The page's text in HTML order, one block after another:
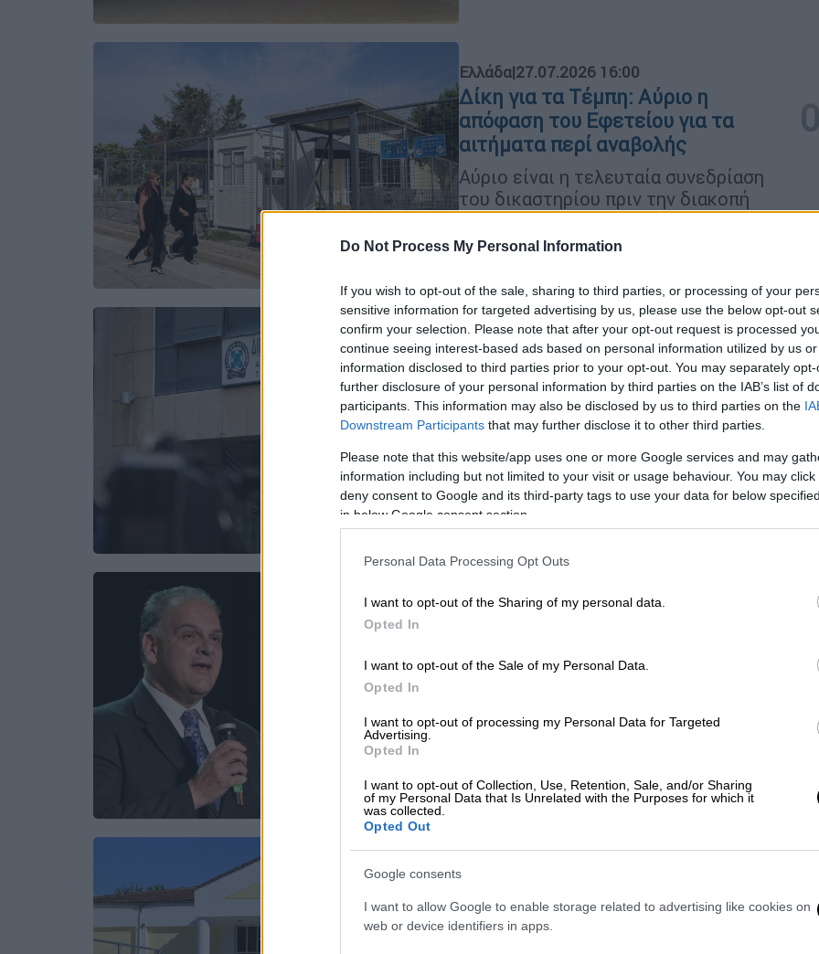
Do Not Process My Personal Information
If you wish to opt-out of the sale, sharing to third parties, or processing of your
sensitive information for targeted advertising by us, please use the below opt-out
confirm your selection. Please note that after your opt-out request is processed
continue seeing interest-based ads based on personal information utilized by us
information disclosed to third parties prior to your opt-out. You may separately
further disclosure of your personal information by third parties on the IAB’s list of
participants. This information may also be disclosed by us to third parties on the
Downstream Participants that may further disclose it to other third parties.
Please note that this website/app uses one or more Google services and may
information including but not limited to your visit or usage behaviour. You may
deny consent to Google and its third-party tags to use your data for below
in below Google consent section.
Personal Data Processing Opt Outs
I want to opt-out of the Sharing of my personal data.
Opted In
I want to opt-out of the Sale of my Personal Data.
Opted In
I want to opt-out of processing my Personal Data for Targeted
Advertising.
Opted In
I want to opt-out of Collection, Use, Retention, Sale, and/or Sharing
of my Personal Data that Is Unrelated with the Purposes for which it
was collected.
Opted Out
Google consents
I want to allow Google to enable storage related to advertising like cookies on
web or device identifiers in apps.
Ελλάδα|27.07.2026 16:00
Δίκη για τα Τέμπη: Αύριο η
απόφαση του Εφετείου για τα
αιτήματα περί αναβολής
Αύριο είναι η τελευταία συνεδρίαση
του δικαστηρίου πριν την διακοπή
του Αυγούστου - Επόμενη δικάσιμος
ορίστηκε η 7η Σεπτεμβρίου
Ελλάδα| 08.07.2026 13:22
«Δεν είμαστε δικαστήριο ήθους»:
Ο εισαγγελέας δεν είδε βιασμό
της 19χρονης από τους
αστυνομικούς στο ΑΤ Ομονοίας
Ισχυρίστηκε ότι θα πρέπει να
καταδικαστεί μόνο ένας εξ αυτών για
παράβαση του νόμου περί
προσωπικών δεδομένων
εισαγγελέας για Μελά και Ρέππα -
κακούργημα
Ελλάδα|23.06.2026 07:40
Τέμπη: Στο επίκεντρο της δίκης
τα αιτήματα για τηλεοπτική
κάλυψη και εμφάνιση